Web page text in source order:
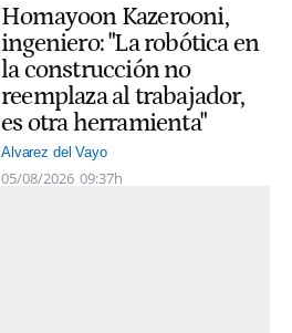
Homayoon Kazerooni,
ingeniero: "La robótica en
la construcción no
reemplaza al trabajador,
es otra herramienta"
Alvarez del Vayo
05/08/2026 09:37h